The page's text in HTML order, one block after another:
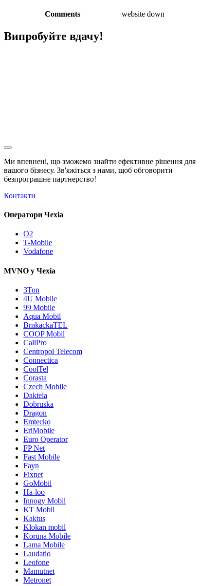
Comments website down
Випробуйте вдачу!
Ми впевнені, що зможемо знайти ефективне рішення для
вашого бізнесу. Зв'яжіться з нами, щоб обговорити
безпрограшне партнерство!
Контакти
Оператори Чехіа
O2
T-Mobile
Vodafone
MVNO у Чехіа
3Ton
4U Mobile
99 Mobile
Aqua Mobil
BrnkackaTEL
COOP Mobil
CallPro
Centropol Telecom
Connectica
CoolTel
Corasta
Czech Mobile
Daktela
Dobruska
Dragon
Emtecko
EriMobile
Euro Operator
FP Net
Fast Mobile
Fayn
Fixnet
GoMobil
Ha-loo
Innogy Mobil
KT Mobil
Kaktus
Klokan mobil
Koruna Mobile
Lama Mobile
Laudatio
Leofone
Mamutnet
Metronet